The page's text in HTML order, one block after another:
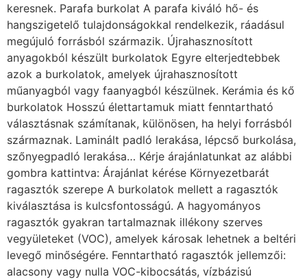
keresnek. Parafa burkolat A parafa kiváló hő- és
hangszigetelő tulajdonságokkal rendelkezik, ráadásul
megújuló forrásból származik. Újrahasznosított
anyagokból készült burkolatok Egyre elterjedtebbek
azok a burkolatok, amelyek újrahasznosított
műanyagból vagy faanyagból készülnek. Kerámia és kő
burkolatok Hosszú élettartamuk miatt fenntartható
választásnak számítanak, különösen, ha helyi forrásból
származnak. Laminált padló lerakása, lépcső burkolása,
szőnyegpadló lerakása… Kérje árajánlatunkat az alábbi
gombra kattintva: Árajánlat kérése Környezetbarát
ragasztók szerepe A burkolatok mellett a ragasztók
kiválasztása is kulcsfontosságú. A hagyományos
ragasztók gyakran tartalmaznak illékony szerves
vegyületeket (VOC), amelyek károsak lehetnek a beltéri
levegő minőségére. Fenntartható ragasztók jellemzői:
alacsony vagy nulla VOC-kibocsátás, vízbázisú